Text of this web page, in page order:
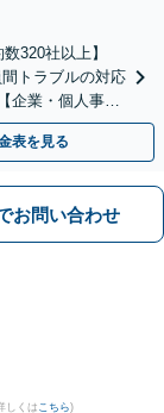
320社以上】
トラブルの対応
企業・個人事業
表を見る
お問い合わせ
しくはこちら)